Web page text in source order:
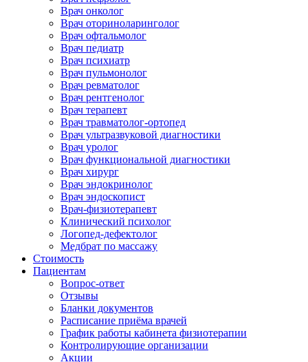
Врач онколог
Врач оториноларинголог
Врач офтальмолог
Врач педиатр
Врач психиатр
Врач пульмонолог
Врач ревматолог
Врач рентгенолог
Врач терапевт
Врач травматолог-ортопед
Врач ультразвуковой диагностики
Врач уролог
Врач функциональной диагностики
Врач хирург
Врач эндокринолог
Врач эндоскопист
Врач-физиотерапевт
Клинический психолог
Логопед-дефектолог
Медбрат по массажу
Стоимость
Пациентам
Вопрос-ответ
Отзывы
Бланки документов
Расписание приёма врачей
График работы кабинета физиотерапии
Контролирующие организации
Акции